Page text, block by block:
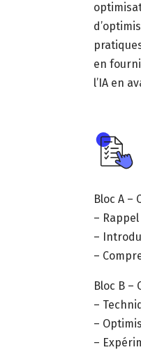
en
l’IA en
Bloc A –
–
–
–
Bloc B
–
–
–